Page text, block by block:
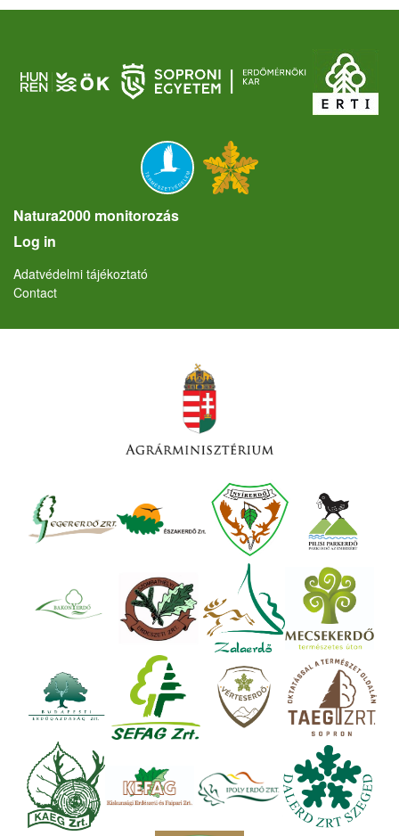
Natura2000 monitorozás
User account menu
Log in
Lábléc
Adatvédelmi tájékoztató
Contact